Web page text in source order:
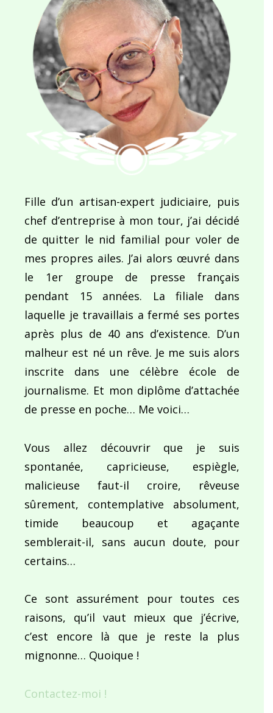
Fille d’un artisan-expert judiciaire, puis
chef d’entreprise à mon tour, j’ai décidé
de quitter le nid familial pour voler de
mes propres ailes. J’ai alors œuvré dans
le 1er groupe de presse français
pendant 15 années. La filiale dans
laquelle je travaillais a fermé ses portes
après plus de 40 ans d’existence. D’un
malheur est né un rêve. Je me suis alors
inscrite dans une célèbre école de
journalisme. Et mon diplôme d’attachée
de presse en poche… Me voici…
Vous allez découvrir que je suis
spontanée, capricieuse, espiègle,
malicieuse faut-il croire, rêveuse
sûrement, contemplative absolument,
timide beaucoup et agaçante
semblerait-il, sans aucun doute, pour
certains…
Ce sont assurément pour toutes ces
raisons, qu’il vaut mieux que j’écrive,
c’est encore là que je reste la plus
mignonne… Quoique !
Contactez-moi !